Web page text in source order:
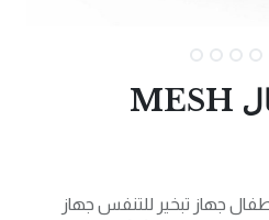
جهاز البخار للاطفال MESH
جهاز تبخير للتنفس جهاز